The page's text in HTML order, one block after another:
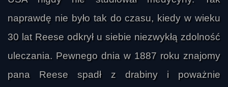
naprawdę nie było tak do czasu, kiedy w wieku
30 lat Reese odkrył u siebie niezwykłą zdolność
uleczania. Pewnego dnia w 1887 roku znajomy
pana Reese spadł z drabiny i poważnie